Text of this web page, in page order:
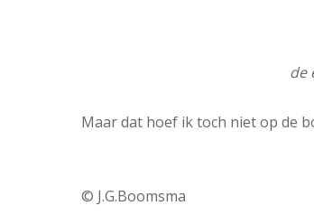
de
Maar dat hoef ik toch niet op de
© J.G.Boomsma